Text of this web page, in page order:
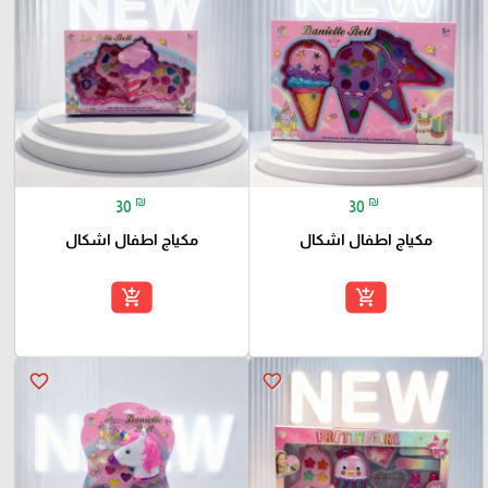
30 ₪
مكياج اطفال اشكال
add_shopping_cart
30 ₪
مكياج اطفال اشكال
add_shopping_cart
favorite_border
favorite_border